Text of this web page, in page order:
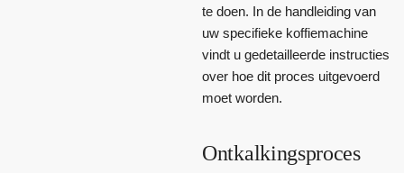
te doen. In de handleiding van
uw specifieke koffiemachine
vindt u gedetailleerde instructies
over hoe dit proces uitgevoerd
moet worden.
Ontkalkingsproces